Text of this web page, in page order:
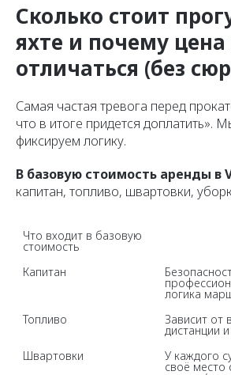
Сколько стоит
яхте и почему
отличаться (без
Самая частая тревога перед
что в итоге придется доплатить».
фиксируем логику.
В базовую стоимость аренды в
капитан, топливо, швартовки,
Что входит в базовую
стоимость
Капитан
Топливо
Зависит от
Швартовки
У каждого
своё место